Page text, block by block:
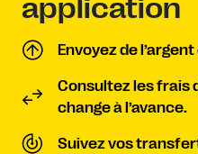
application
Envoyez de
Consultez les frais
change à l’avance.
Suivez vos